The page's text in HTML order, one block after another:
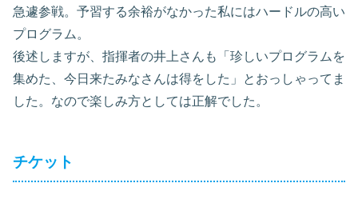
急遽参戦。予習する余裕がなかった私にはハードルの高い
プログラム。
後述しますが、指揮者の井上さんも「珍しいプログラムを
集めた、今日来たみなさんは得をした」とおっしゃってま
した。なので楽しみ方としては正解でした。
チケット